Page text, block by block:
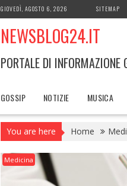
GIOVEDÌ, AGOSTO 6, 2026 SITEMAP
NEWSBLOG24.IT
PORTALE DI INFORMAZIONE
GOSSIP NOTIZIE MUSICA
You are here Home
Medicina